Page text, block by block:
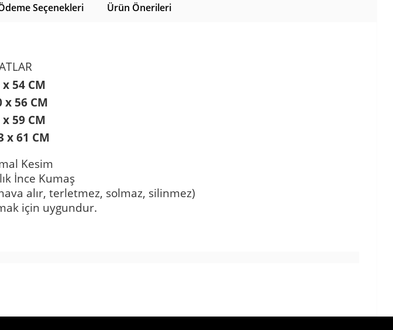
Seçenekleri Ürün Önerileri
54 CM
x 56 CM
x 59 CM
x 61 CM
Kesim
İnce Kumaş
alır, terletmez, solmaz, silinmez)
için uygundur.